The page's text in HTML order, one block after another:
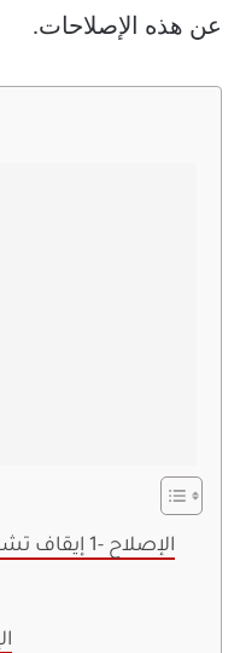
عن هذه الإصلاحات.
الإصلاح -1